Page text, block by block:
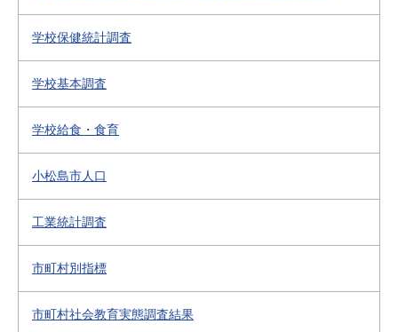
学校保健統計調査
学校基本調査
学校給食・食育
小松島市人口
工業統計調査
市町村別指標
市町村社会教育実態調査結果